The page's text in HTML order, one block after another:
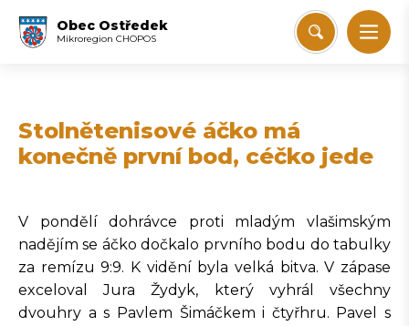
Obec Ostředek
Mikroregion CHOPOS
Stolnětenisové áčko má
konečně první bod, céčko jede
V pondělí dohrávce proti mladým vlašimským
nadějím se áčko dočkalo prvního bodu do tabulky
za remízu 9:9. K vidění byla velká bitva. V zápase
exceloval Jura Žydyk, který vyhrál všechny
dvouhry a s Pavlem Šimáčkem i čtyřhru. Pavel s